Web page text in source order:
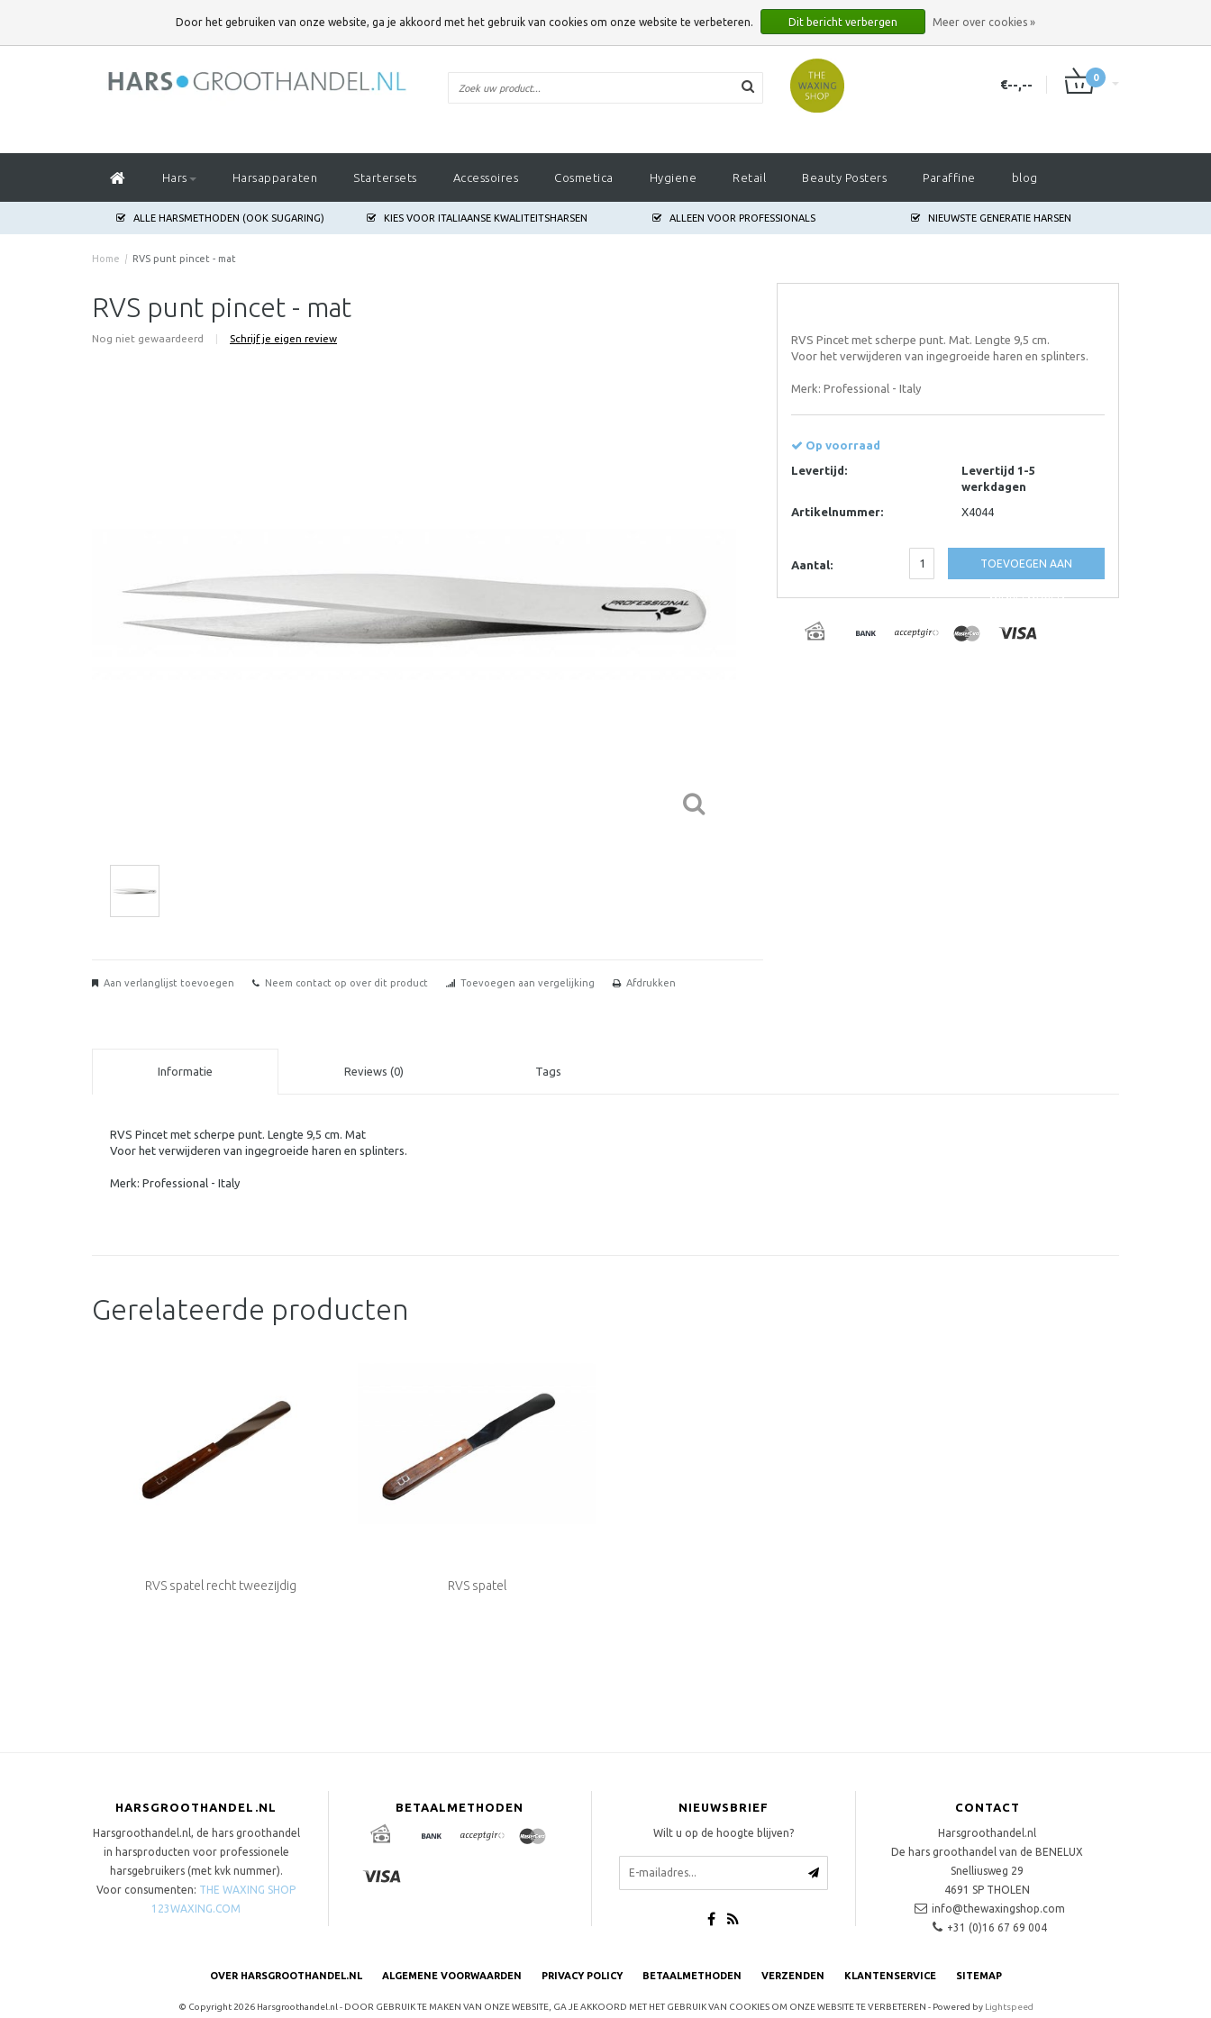
GA JE AKKOORD MET HET GEBRUIK VAN COOKIES OM ONZE WEBSITE TE VERBETEREN.
€--,-- 0
Hars Harsapparaten Startersets Accessoires Cosmetica Hygiene Retail Beauty Posters Paraffine blog
ALLE HARSMETHODEN (OOK SUGARING) KIES VOOR ITALIAANSE KWALITEITSHARSEN ALLEEN VOOR PROFESSIONALS NIEUWSTE GENERATIE HARSEN
Home / RVS punt pincet - mat
RVS punt pincet - mat
Nog niet gewaardeerd | Schrijf je eigen review
Aan verlanglijst toevoegen Neem contact op over dit product Toevoegen aan vergelijking Afdrukken
RVS Pincet met scherpe punt. Mat. Lengte 9,5 cm.
Voor het verwijderen van ingegroeide haren en splinters.
Merk: Professional - Italy
Op voorraad
Levertijd:
Levertijd 1-5
werkdagen
Artikelnummer:
X4044
Aantal: TOEVOEGEN AAN
WINKELWAGEN
Informatie Reviews (0) Tags
RVS Pincet met scherpe punt. Lengte 9,5 cm. Mat
Voor het verwijderen van ingegroeide haren en splinters.
Merk: Professional - Italy
Gerelateerde producten
RVS spatel recht tweezijdig RVS spatel
HARSGROOTHANDEL.NL
Harsgroothandel.nl, de hars groothandel
in harsproducten voor professionele
harsgebruikers (met kvk nummer).
Voor consumenten: THE WAXING SHOP
123WAXING.COM
BETAALMETHODEN NIEUWSBRIEF
Wilt u op de hoogte blijven?
CONTACT
Harsgroothandel.nl
De hars groothandel van de BENELUX
Snelliusweg 29
4691 SP THOLEN
info@thewaxingshop.com
+31 (0)16 67 69 004
OVER HARSGROOTHANDEL.NL ALGEMENE VOORWAARDEN PRIVACY POLICY BETAALMETHODEN VERZENDEN KLANTENSERVICE SITEMAP
© Copyright 2026 Harsgroothandel.nl - DOOR GEBRUIK TE MAKEN VAN ONZE WEBSITE, GA JE AKKOORD MET HET GEBRUIK VAN COOKIES OM ONZE WEBSITE TE VERBETEREN - Powered by Lightspeed
Door het gebruiken van onze website, ga je akkoord met het gebruik van cookies om onze website te verbeteren. Dit bericht verbergen Meer over cookies »